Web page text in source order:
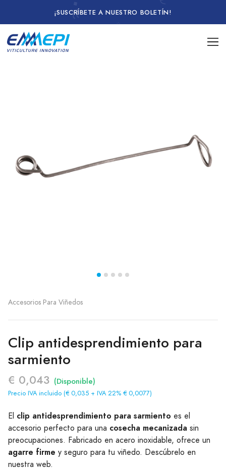
¡SUSCRÍBETE A NUESTRO BOLETÍN!
Accesorios Para Viñedos
Clip antidesprendimiento para
sarmiento
€ 0,043 (Disponible)
Precio IVA incluido (€ 0,035 + IVA 22% € 0,0077)
El clip antidesprendimiento para sarmiento es el
accesorio perfecto para una cosecha mecanizada sin
preocupaciones. Fabricado en acero inoxidable, ofrece un
agarre firme y seguro para tu viñedo. Descúbrelo en
nuestra web.